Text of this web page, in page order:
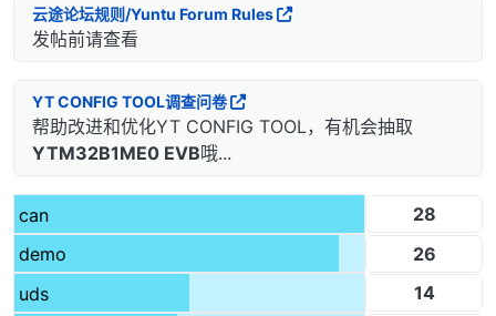
云途论坛规则/Yuntu Forum Rules
发帖前请查看
YT CONFIG TOOL调查问卷
帮助改进和优化YT CONFIG TOOL，有机会抽取
YTM32B1ME0 EVB哦...
can
28
demo
26
uds
14